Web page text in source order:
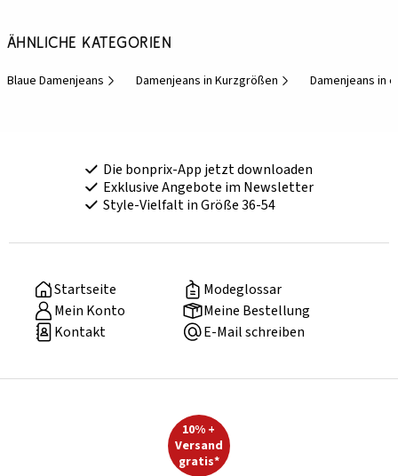
Ähnliche Kategorien
Blaue Damenjeans Damenjeans in Kurzgrößen Damenjeans in
Die bonprix-App jetzt downloaden
Exklusive Angebote im Newsletter
Style-Vielfalt in Größe 36-54
Startseite
Modeglossar
Mein Konto
Meine Bestellung
Kontakt
E-Mail schreiben
10% +
Versand
gratis*